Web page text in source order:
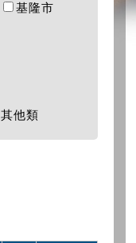
基隆市
其他類